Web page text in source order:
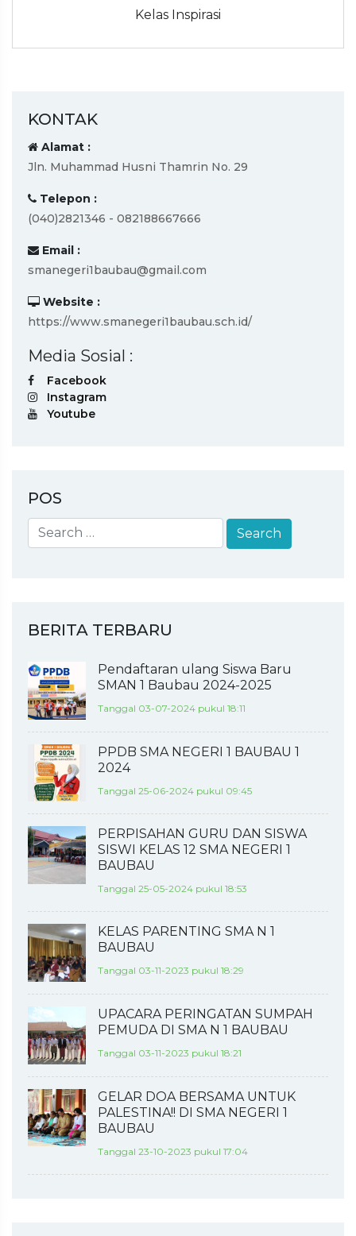
Kelas Inspirasi
KONTAK
Alamat :
Jln. Muhammad Husni Thamrin No. 29
Telepon :
(040)2821346 - 082188667666
Email :
smanegeri1baubau@gmail.com
Website :
https://www.smanegeri1baubau.sch.id/
Media Sosial :
Facebook
Instagram
Youtube
POS
BERITA TERBARU
Pendaftaran ulang Siswa Baru
SMAN 1 Baubau 2024-2025
Tanggal 03-07-2024 pukul 18:11
PPDB SMA NEGERI 1 BAUBAU 1
2024
Tanggal 25-06-2024 pukul 09:45
PERPISAHAN GURU DAN SISWA
SISWI KELAS 12 SMA NEGERI 1
BAUBAU
Tanggal 25-05-2024 pukul 18:53
KELAS PARENTING SMA N 1
BAUBAU
Tanggal 03-11-2023 pukul 18:29
UPACARA PERINGATAN SUMPAH
PEMUDA DI SMA N 1 BAUBAU
Tanggal 03-11-2023 pukul 18:21
GELAR DOA BERSAMA UNTUK
PALESTINA!! DI SMA NEGERI 1
BAUBAU
Tanggal 23-10-2023 pukul 17:04